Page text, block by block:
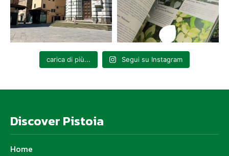
carica di più... Segui su Instagram
Discover Pistoia
Home